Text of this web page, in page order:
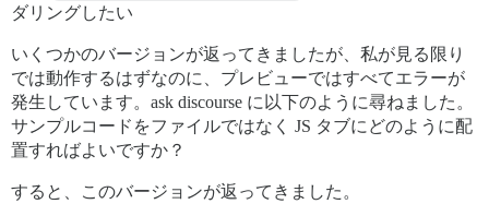
ダリングしたい
いくつかのバージョンが返ってきましたが、私が見る限り
では動作するはずなのに、プレビューではすべてエラーが
発生しています。ask discourse に以下のように尋ねました。
サンプルコードをファイルではなく JS タブにどのように配
置すればよいですか？
すると、このバージョンが返ってきました。